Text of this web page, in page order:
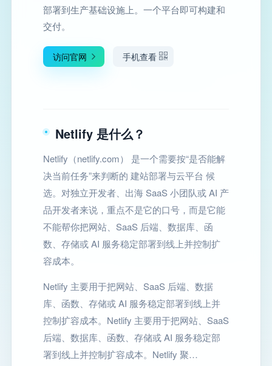
部署到生产基础设施上。一个平台即可构建和
交付。
访问官网 手机查看
Netlify 是什么？
Netlify（netlify.com） 是一个需要按“是否能解
决当前任务”来判断的 建站部署与云平台 候
选。对独立开发者、出海 SaaS 小团队或 AI 产
品开发者来说，重点不是它的口号，而是它能
不能帮你把网站、SaaS 后端、数据库、函
数、存储或 AI 服务稳定部署到线上并控制扩
容成本。
Netlify 主要用于把网站、SaaS 后端、数据
库、函数、存储或 AI 服务稳定部署到线上并
控制扩容成本。Netlify 主要用于把网站、SaaS
后端、数据库、函数、存储或 AI 服务稳定部
署到线上并控制扩容成本。Netlify 聚…